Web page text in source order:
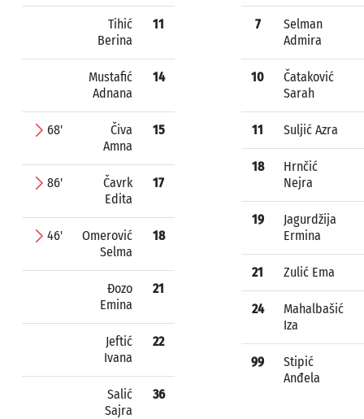
Tihić
Berina
11
Mustafić
Adnana
14
68'
Čiva
Amna
15
86'
Čavrk
Edita
17
46'
Omerović
Selma
18
Đozo
Emina
21
Jeftić
Ivana
22
Salić
Sajra
36
7
Selman
Admira
10
Čataković
Sarah
11 Suljić Azra
18
Hrnčić
Nejra
19
Jagurdžija
Ermina
21 Zulić Ema
24
Mahalbašić
Iza
99
Stipić
Anđela